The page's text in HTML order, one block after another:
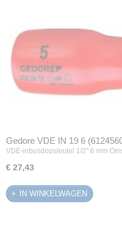
Gedore VDE IN 19 6
VDE-inbusdopsleutel 1/2" 6
€ 27,43
IN WINKELWAGEN